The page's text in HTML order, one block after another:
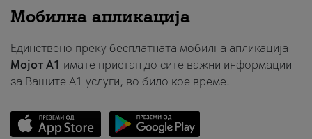
Мобилна апликација
Единствено преку бесплатната мобилна апликација
Мојот A1 имате пристап до сите важни информации
за Вашите A1 услуги, во било кое време.